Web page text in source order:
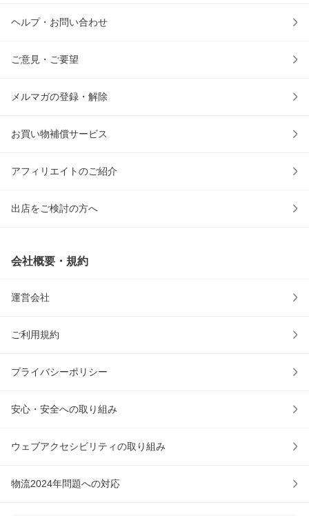
ヘルプ・お問い合わせ
ご意見・ご要望
メルマガの登録・解除
お買い物補償サービス
アフィリエイトのご紹介
出店をご検討の方へ
会社概要・規約
運営会社
ご利用規約
プライバシーポリシー
安心・安全への取り組み
ウェブアクセシビリティの取り組み
物流2024年問題への対応